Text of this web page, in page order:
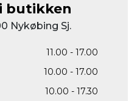
butikken
Nykøbing Sj.
11.00 - 17.00
10.00 - 17.00
10.00 - 17.30